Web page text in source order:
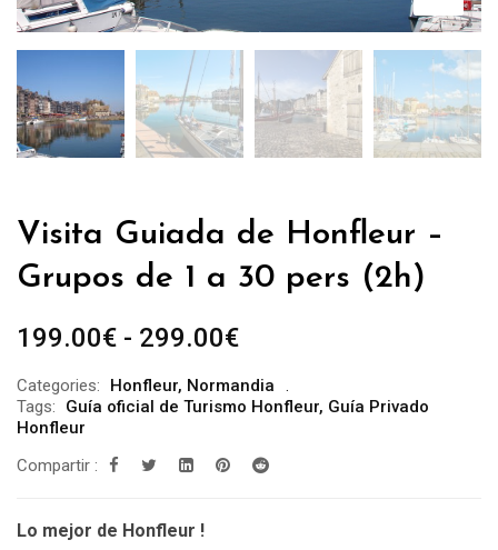
Visita Guiada de Honfleur –
Grupos de 1 a 30 pers (2h)
199.00€ - 299.00€Rango
precios:
199.00€
Categories: Honfleur, Normandia
Tags:
Guía oficial de Turismo Honfleur, Guía Privado
Honfleur
Compartir :
Lo mejor de Honfleur !